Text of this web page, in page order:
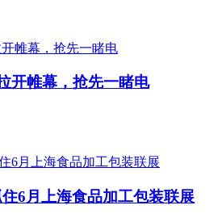
开帷幕，抢先一睹电
6月上海食品加工包装联展